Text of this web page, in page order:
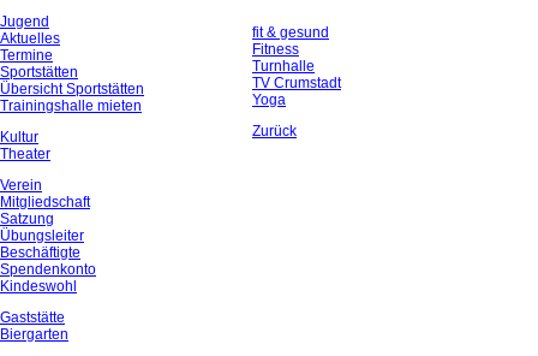
Jugend
Aktuelles
Termine
Sportstätten
Übersicht Sportstätten
Trainingshalle mieten
Kultur
Theater
Verein
Mitgliedschaft
Satzung
Übungsleiter
Beschäftigte
Spendenkonto
Kindeswohl
Gaststätte
Biergarten
fit & gesund
Fitness
Turnhalle
TV Crumstadt
Yoga
Zurück